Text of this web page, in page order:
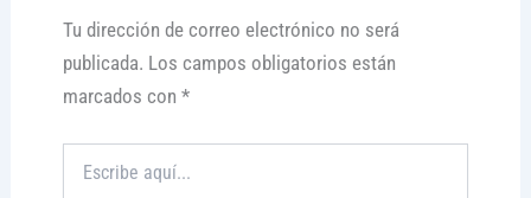
Tu dirección de correo electrónico no será
publicada. Los campos obligatorios están
marcados con *
aquí...